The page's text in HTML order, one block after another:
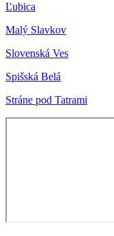
Ľubica
Malý Slavkov
Slovenská Ves
Spišská Belá
Stráne pod Tatrami